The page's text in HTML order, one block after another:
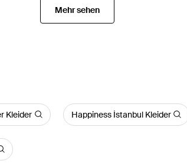
Mehr sehen
Kleider Happiness İstanbul Kleider